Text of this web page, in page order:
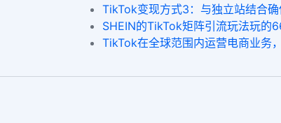
TikTok变现方式3：与独立站结合确
SHEIN的TikTok矩阵引流玩法玩
TikTok在全球范围内运营电商业务